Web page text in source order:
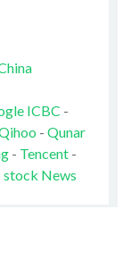
ICBC -
- Qunar
- Tencent-
stock News